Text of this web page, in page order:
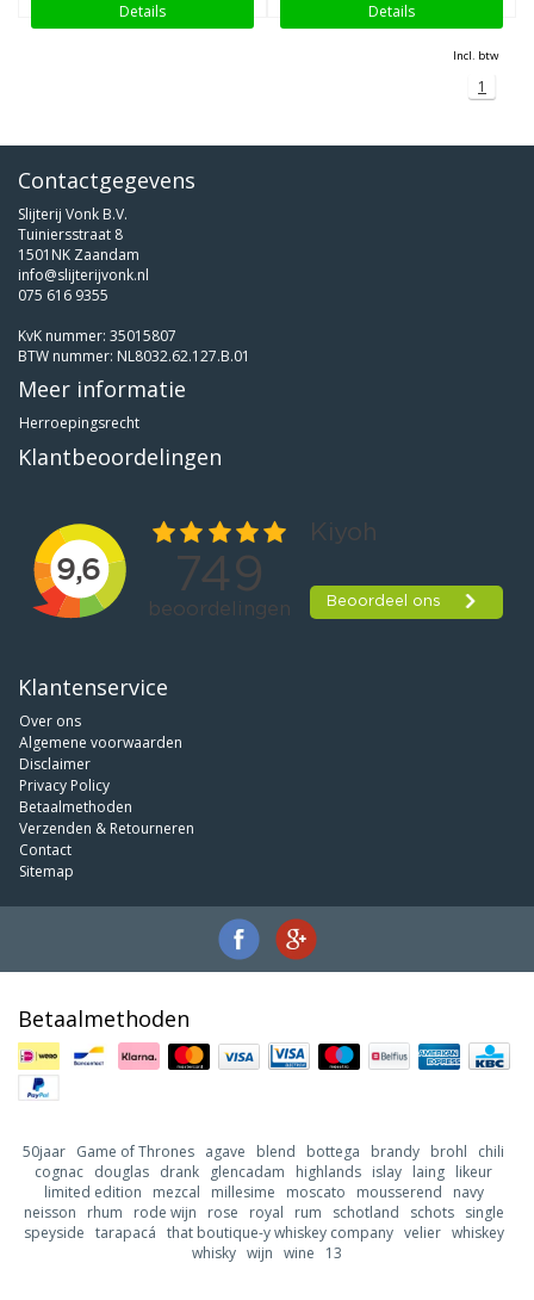
Details
Details
Incl. btw
1
Contactgegevens
Slijterij Vonk B.V.
Tuiniersstraat 8
1501NK Zaandam
info@slijterijvonk.nl
075 616 9355
KvK nummer: 35015807
BTW nummer: NL8032.62.127.B.01
Meer informatie
Herroepingsrecht
Klantbeoordelingen
Klantenservice
Over ons
Algemene voorwaarden
Disclaimer
Privacy Policy
Betaalmethoden
Verzenden & Retourneren
Contact
Sitemap
Betaalmethoden
50jaar Game of Thrones agave blend bottega brandy brohl
chili
cognac douglas drank glencadam highlands islay laing likeur
limited edition
mezcal millesime moscato mousserend
navy
neisson
rhum rode wijn rose royal rum schotland schots
single
speyside tarapacá that boutique-y whiskey company velier whiskey
whisky wijn wine 13